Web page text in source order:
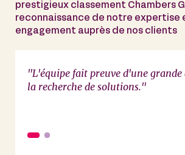
prestigieux classement Chambers
reconnaissance de notre expertise
engagement auprès de nos clients
"L'équipe fait preuve d'une
la recherche de solutions."